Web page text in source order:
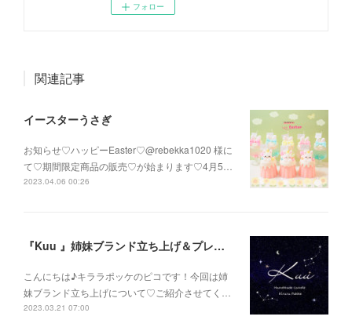
フォロー
関連記事
イースターうさぎ
お知らせ♡ハッピーEaster♡@rebekka1020 様に
て♡期間限定商品の販売♡が始まります♡4月5…
2023.04.06 00:26
『Kuu 』姉妹ブランド立ち上げ＆プレゼント企画
こんにちは♪キララポッケのピコです！今回は姉
妹ブランド立ち上げについて♡ご紹介させてく…
2023.03.21 07:00